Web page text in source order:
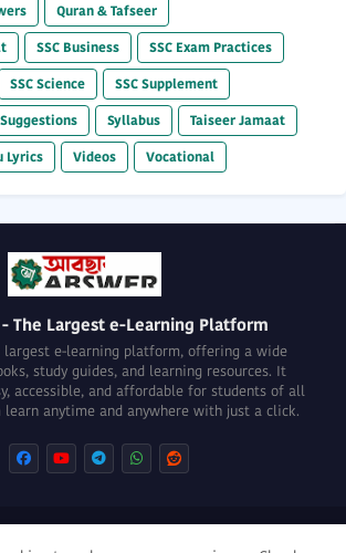
Quran & Tafseer
SSC Business
SSC Exam Practices
SSC Science
SSC Supplement
Suggestions Syllabus
Taiseer Jamaat
Lyrics Videos Vocational
The Largest e-Learning Platform
largest e-learning platform, offering a wide
study guides, and learning resources. It
accessible, and affordable for students of all
anytime and anywhere with just a click.